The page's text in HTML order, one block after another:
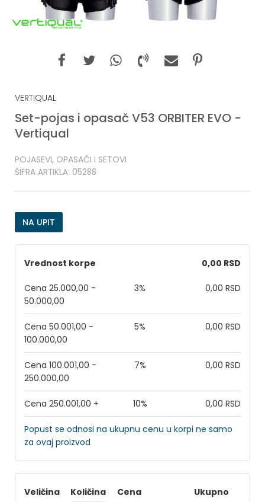
VERTIQUAL
Set-pojas i opasač V53 ORBITER EVO -
Vertiqual
POJASEVI, OPASAČI I SETOVI
ŠIFRA ARTIKLA: 05288
NA UPIT
Vrednost korpe 0,00 RSD
Cena 25.000,00 -
50.000,00
3% 0,00 RSD
Cena 50.001,00 -
100.000,00
5% 0,00 RSD
Cena 100.001,00 -
250.000,00
7% 0,00 RSD
Cena 250.001,00 + 10% 0,00 RSD
Popust se odnosi na ukupnu cenu u korpi ne samo
za ovaj proizvod
Veličina Količina Cena
Ukupno